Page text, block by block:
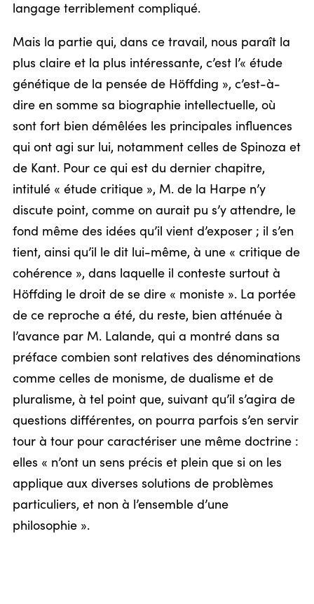
langage terriblement compliqué.
Mais la partie qui, dans ce travail, nous paraît la
plus claire et la plus intéressante, c’est l’« étude
génétique de la pensée de Höffding », c’est-à-
dire en somme sa biographie intellectuelle, où
sont fort bien démêlées les principales influences
qui ont agi sur lui, notamment celles de Spinoza et
de Kant. Pour ce qui est du dernier chapitre,
intitulé « étude critique », M. de la Harpe n’y
discute point, comme on aurait pu s’y attendre, le
fond même des idées qu’il vient d’exposer ; il s’en
tient, ainsi qu’il le dit lui-même, à une « critique de
cohérence », dans laquelle il conteste surtout à
Höffding le droit de se dire « moniste ». La portée
de ce reproche a été, du reste, bien atténuée à
l’avance par M. Lalande, qui a montré dans sa
préface combien sont relatives des dénominations
comme celles de monisme, de dualisme et de
pluralisme, à tel point que, suivant qu’il s’agira de
questions différentes, on pourra parfois s’en servir
tour à tour pour caractériser une même doctrine :
elles « n’ont un sens précis et plein que si on les
applique aux diverses solutions de problèmes
particuliers, et non à l’ensemble d’une
philosophie ».